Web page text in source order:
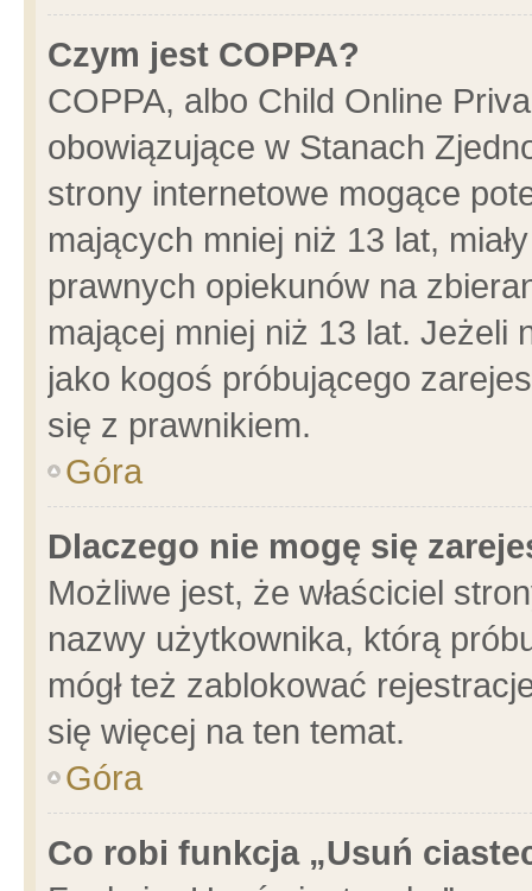
Czym jest COPPA?
COPPA, albo Child Online
obowiązujące w Stanach
strony internetowe mogące
mających mniej niż 13 lat,
prawnych opiekunów na
mającej mniej niż 13 lat. Jeżeli
jako kogoś próbującego
się z prawnikiem.
Góra
Dlaczego nie mogę się
Możliwe jest, że właściciel
nazwy użytkownika, którą
mógł też zablokować
się więcej na ten temat.
Góra
Co robi funkcja „Usuń